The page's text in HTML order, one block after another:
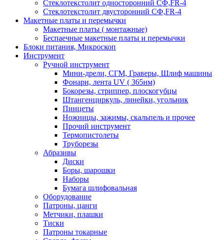
Стеклотекстолит односторонний CФ,FR-4
Стеклотекстолит двусторонний СФ,FR-4
Макетные платы и перемычки
Макетные платы ( монтажные)
Беспаечные макетные платы и перемычки
Блоки питания, Микроскоп
Инструмент
Ручной инструмент
Мини-дрели, СГМ, Граверы, Шлиф машины
Фонари, лента UV ( 365нм)
Бокорезы, cтриппер, плоскогубцы
Штангенциркуль, линейки, угольник
Пинцеты
Ножницы, зажимы, скальпель и прочее
Прочий инструмент
Термопистолеты
Труборезы
Абразивы
Диски
Боры, шарошки
Наборы
Бумага шлифовальная
Оборудование
Патроны, цанги
Метчики, плашки
Тиски
Патроны токарные